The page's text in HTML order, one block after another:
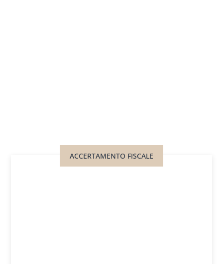
ACCERTAMENTO FISCALE